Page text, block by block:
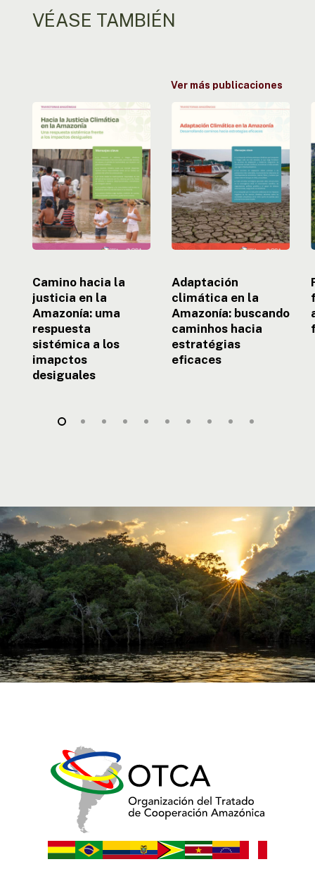
VÉASE TAMBIÉN
Ver más publicaciones
Camino
hacia
justicia
en
la
Amazonía:
uma
respuesta
sistémica
los
imapctos
desiguales
Camino hacia la
justicia en la
Amazonía: uma
respuesta
sistémica a los
imapctos
desiguales
Adaptación
climática
la
Amazonía:
buscando
caminhos
hacia
estratégias
eficaces
Adaptación
climática en la
Amazonía: buscando
caminhos hacia
estratégias
eficaces